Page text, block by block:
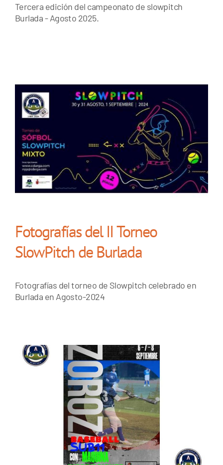
Tercera edición del campeonato de slowpitch
Burlada - Agosto 2025.
Fotografías del II Torneo
SlowPitch de Burlada
Fotografías del torneo de Slowpitch celebrado en
Burlada en Agosto-2024